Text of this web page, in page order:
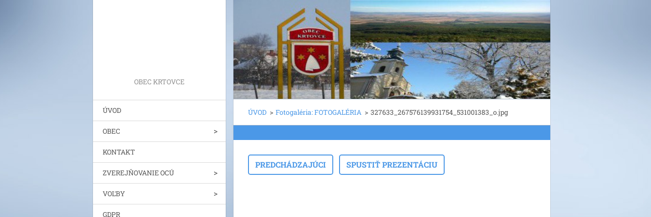
OBEC KRTOVCE
ÚVOD
OBEC
KONTAKT
ZVEREJŇOVANIE OCÚ
VOĽBY
GDPR
ÚVOD > Fotogaléria: FOTOGALÉRIA > 327633_267576139931754_531001383_o.jpg
PREDCHÁDZAJÚCI SPUSTIŤ PREZENTÁCIU